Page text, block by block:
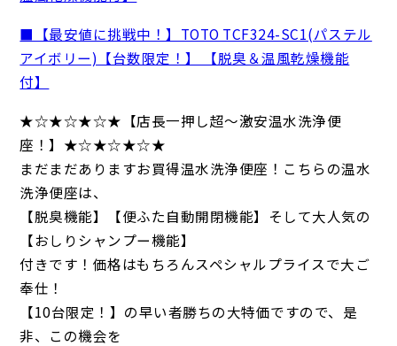
■【最安値に挑戦中！】TOTO TCF324-SC1(パステル
アイボリー)【台数限定！】 【脱臭＆温風乾燥機能
付】
★☆★☆★☆★【店長一押し超～激安温水洗浄便
座！】★☆★☆★☆★
まだまだありますお買得温水洗浄便座！こちらの温水
洗浄便座は、
【脱臭機能】【便ふた自動開閉機能】そして大人気の
【おしりシャンプー機能】
付きです！価格はもちろんスペシャルプライスで大ご
奉仕！
【10台限定！】の早い者勝ちの大特価ですので、是
非、この機会を